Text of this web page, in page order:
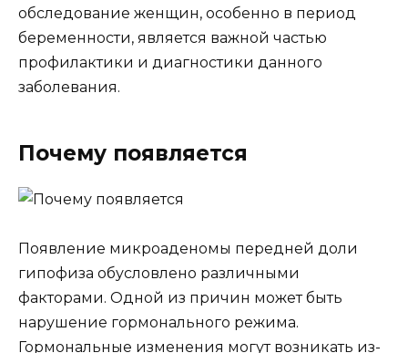
обследование женщин, особенно в период
беременности, является важной частью
профилактики и диагностики данного
заболевания.
Почему появляется
Появление микроаденомы передней доли
гипофиза обусловлено различными
факторами. Одной из причин может быть
нарушение гормонального режима.
Гормональные изменения могут возникать из-